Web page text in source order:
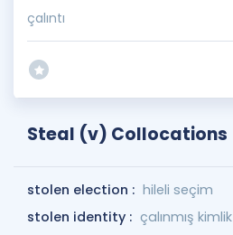
İngilizce Gramer
çalıntı
Steal (v) Collocations
stolen election : hileli seçim
stolen identity : çalınmış kimlik